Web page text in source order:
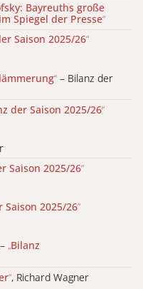
Bayreuths große
Spiegel der Presse“
Saison 2025/26“
“ – Bilanz der
der Saison 2025/26“
Saison 2025/26“
Saison 2025/26“
„Bilanz
“, Richard Wagner